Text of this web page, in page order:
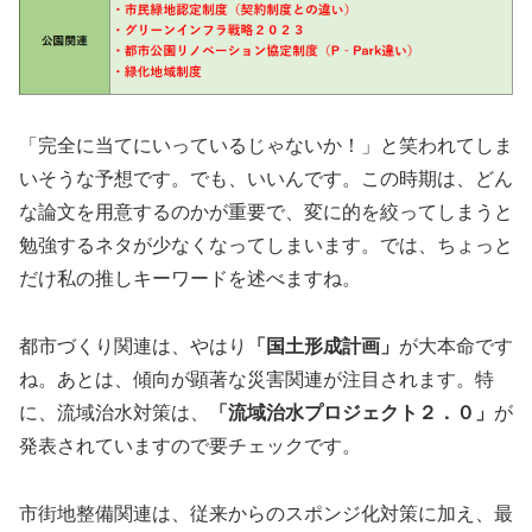
「完全に当てにいっているじゃないか！」と笑われてしま
いそうな予想です。でも、いいんです。この時期は、どん
な論文を用意するのかが重要で、変に的を絞ってしまうと
勉強するネタが少なくなってしまいます。では、ちょっと
だけ私の推しキーワードを述べますね。
都市づくり関連は、やはり 「国土形成計画」 が大本命です
ね。あとは、傾向が顕著な災害関連が注目されます。特
に、流域治水対策は、
「流域治水プロジェクト２．０」 が
発表されていますので要チェックです。
市街地整備関連は、従来からのスポンジ化対策に加え、最